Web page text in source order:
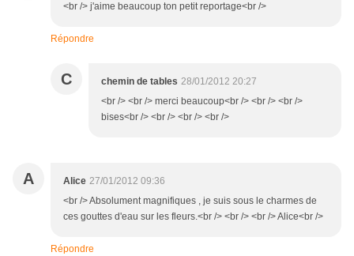
<br /> j'aime beaucoup ton petit reportage<br />
Répondre
C chemin de tables 28/01/2012 20:27
<br /> <br /> merci beaucoup<br /> <br /> <br />
bises<br /> <br /> <br /> <br />
A Alice 27/01/2012 09:36
<br /> Absolument magnifiques , je suis sous le charmes de
ces gouttes d'eau sur les fleurs.<br /> <br /> <br /> Alice<br />
Répondre